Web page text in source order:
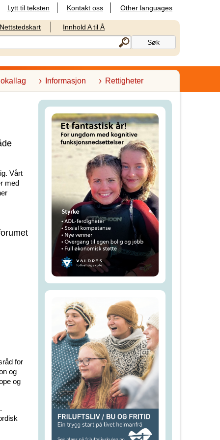
Lytt til teksten Kontakt oss Other languages
Nettstedskart Innhold A til Å
Informasjon Rettigheter
Vårt
med
for
og
og